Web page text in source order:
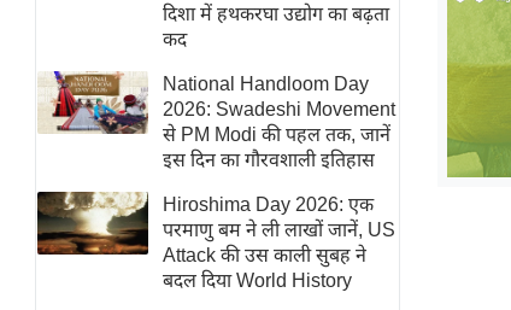
मिसाल बेमिसाल
शख्सियत
यंग इंडिया
साहित्य जगत
ऑटो वर्ल्ड
न्यूज ब्रीफ
दिशा में हथकरघा उद्योग का बढ़ता
कद
National Handloom Day
2026: Swadeshi Movement
से PM Modi की पहल तक, जानें
इस दिन का गौरवशाली इतिहास
Hiroshima Day 2026: एक
परमाणु बम ने ली लाखों जानें, US
Attack की उस काली सुबह ने
बदल दिया World History